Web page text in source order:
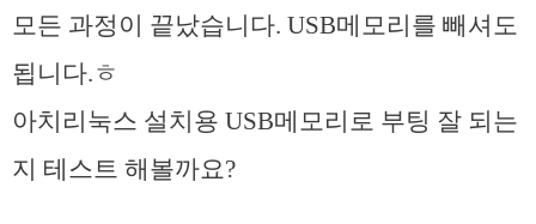
모든 과정이 끝났습니다. USB메모리를 빼셔도
됩니다.ㅎ
아치리눅스 설치용 USB메모리로 부팅 잘 되는
지 테스트 해볼까요?